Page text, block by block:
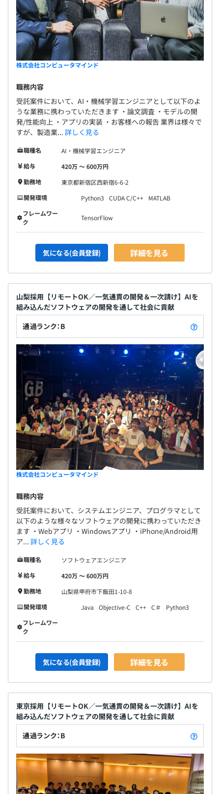
【過去の実施事例】
・ベトナム支店開設の研修
・IT企業視察研修 in タイ
・IT企業視察研修 in インド
・オリジナルクラフトビールを作ろう
相談の上、ご希望のマシンを支給いたします。
プロジェクトごとに選択、オブジェクト指向、ウォーター
フォール、アジャイル
Docker
Keras、PyTorch、pandas、scikit-learn、Jupyter
Notebook、Matplotlib、NumPy
・部や課を横断した案件が多く、コミュニケーションが活
発な職場です
・案件はかならず2人以上で行うため、一人で案件を進め
ていただくことはございません
年に2階人事考課を行います。
以下の内容を評価します。
・情意考課
・能力考課
本社 開発事業本部での勤務となります。所属人数は190
名。エンジニアの平均年齢は34歳です。
ソフトウェア開発セクションが140名、AI/機械学習開発セ
クションが40名、その他管理部に10名の組織体制となり
賞与年／2回（6月・12月）、決算賞与／年1回（9月）
※決算賞与は会社の業績が良かった場合に支給される賞与
です。
現在のところ、創立年より現在に至るまで毎年決算賞与
年3回の賞与支給を実践しております。
年1回（4月）
・各種社会保険完備
健康保険・厚生年金・雇用保険・労災保険など各種社会保
険を完備しています。
3カ月
株式会社コンピュータマインド
職務内容
受託案件において、AI・機械学習エンジニアとして以下のよ
うな業務に携わっていただきます ・論文調査 ・モデルの開
発/性能向上 ・アプリの実装 ・お客様への報告 業界は様々で
すが、製造業... 詳しく見る
職種名
AI・機械学習エンジニア
給与
420万 〜 600万円
勤務地
東京都新宿区西新宿6-6-2
開発環境
Python3 CUDA C/C++
MATLAB
フレームワー
ク
TensorFlow
気になる(会員登録) 詳細を見る
山梨採用【リモートOK／一気通貫の開発＆一次請け】AIを
組み込んだソフトウェアの開発を通して社会に貢献
通過ランク：B
株式会社コンピュータマインド
職務内容
受託案件において、システムエンジニア、プログラマとして
以下のような様々なソフトウェアの開発に携わっていただき
ます ・Webアプリ ・Windowsアプリ ・iPhone/Android用
ア... 詳しく見る
職種名
ソフトウェアエンジニア
給与
420万 〜 600万円
勤務地
山梨県甲府市下飯田1-10-8
開発環境
Java Objective-C C++ C＃
Python3
フレームワー
ク
気になる(会員登録) 詳細を見る
東京採用【リモートOK／一気通貫の開発＆一次請け】AIを
組み込んだソフトウェアの開発を通して社会に貢献
通過ランク：B